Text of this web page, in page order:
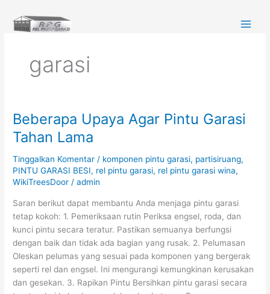
konten
garasi
Beberapa Upaya Agar Pintu Garasi
Tahan Lama
Tinggalkan Komentar / komponen pintu garasi, partisiruang,
PINTU GARASI BESI, rel pintu garasi, rel pintu garasi wina,
WikiTreesDoor /admin
Saran berikut dapat membantu Anda menjaga pintu garasi
tetap kokoh: 1. Pemeriksaan rutin Periksa engsel, roda, dan
kunci pintu secara teratur. Pastikan semuanya berfungsi
dengan baik dan tidak ada bagian yang rusak. 2. Pelumasan
Oleskan pelumas yang sesuai pada komponen yang bergerak
seperti rel dan engsel. Ini mengurangi kemungkinan kerusakan
dan gesekan. 3. Rapikan Pintu Bersihkan pintu garasi secara
Beberapa
Upaya
Agar
Pintu
Garasi
Tahan